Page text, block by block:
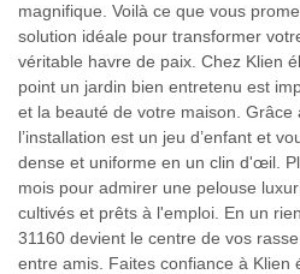
magnifique. Voilà ce que vous
solution idéale pour transformer
véritable havre de paix. Chez Klien
point un jardin bien entretenu est
et la beauté de votre maison. Grâce
l’installation est un jeu d’enfant et
dense et uniforme en un clin d'œil.
mois pour admirer une pelouse
cultivés et prêts à l'emploi. En un
31160 devient le centre de vos
entre amis. Faites confiance à Klien